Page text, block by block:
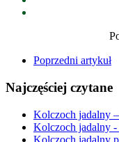
Poprzedni artykuł
Najczęściej czytane
Kolczoch jadalny
Kolczoch jadalny -
Kolczoch jadalny